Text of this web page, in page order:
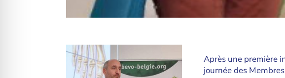
Après une première
journée des